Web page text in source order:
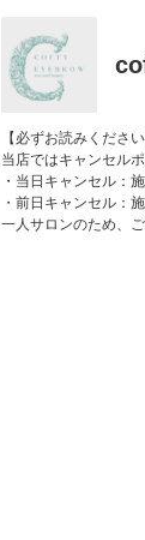
【必ずお読みください
当店ではキャンセル
・当日キャンセル：
・前日キャンセル：
一人サロンのため、